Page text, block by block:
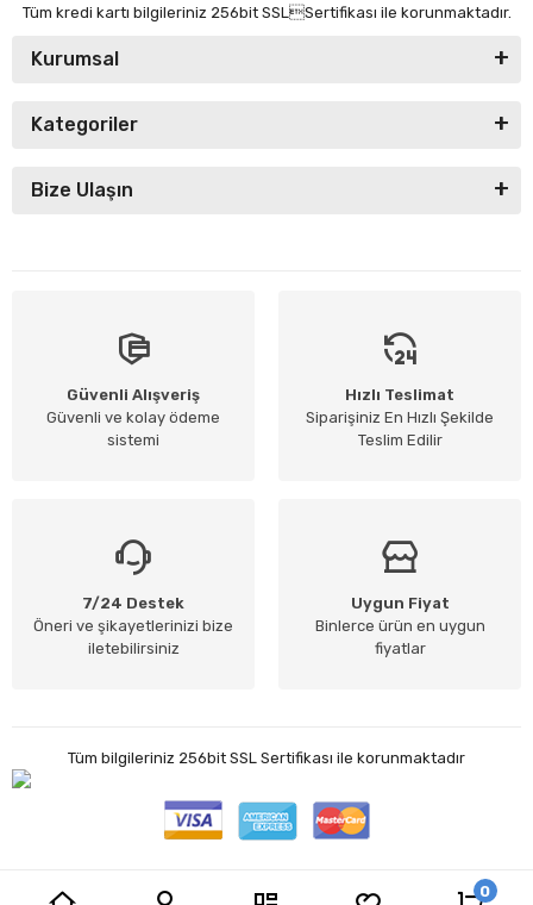
Tüm kredi kartı bilgileriniz 256bit SSLSertifikası ile korunmaktadır.
Kurumsal
Kategoriler
Bize Ulaşın
Güvenli Alışveriş
Güvenli ve kolay ödeme
sistemi
Hızlı Teslimat
Siparişiniz En Hızlı Şekilde
Teslim Edilir
7/24 Destek
Öneri ve şikayetlerinizi bize
iletebilirsiniz
Uygun Fiyat
Binlerce ürün en uygun
fiyatlar
Tüm bilgileriniz 256bit SSL Sertifikası ile korunmaktadır
0